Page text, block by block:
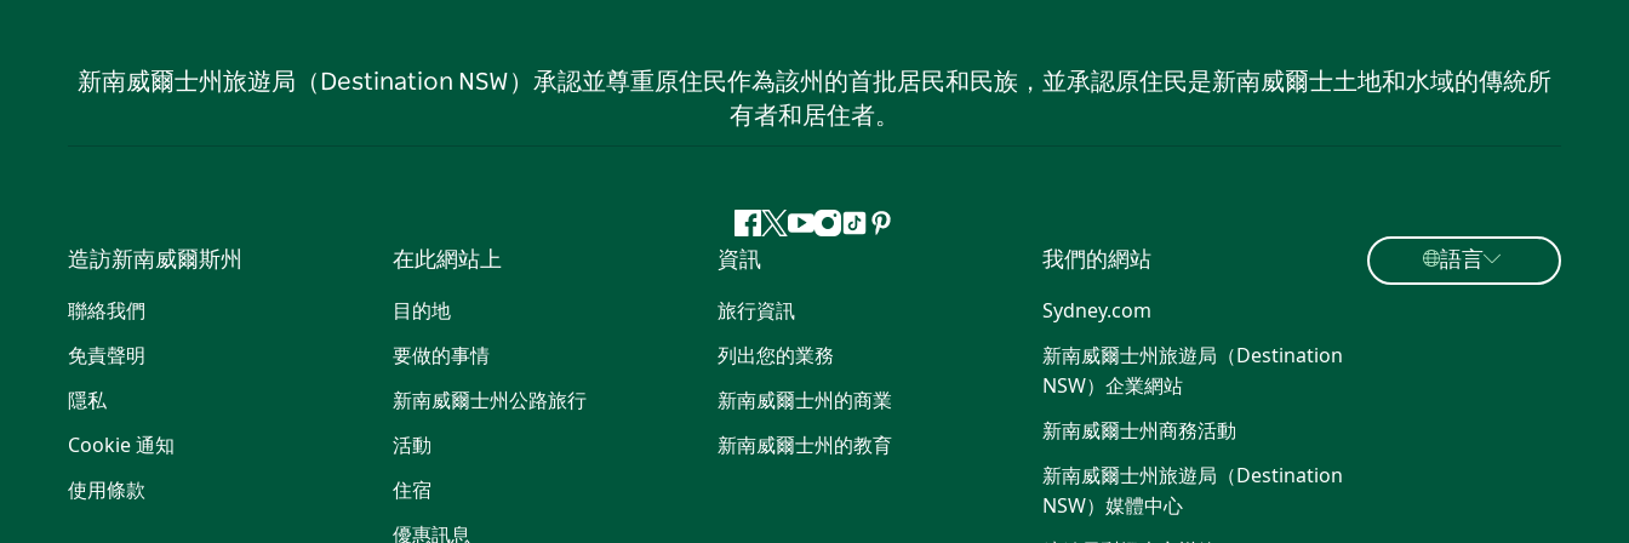
新南威爾士州旅遊局（Destination NSW）承認並尊重原住民作為該州的首批居民和民族，並承認原住民是新南威爾士土地和水域的傳統所
有者和居住者。
Facebook
嘰
喳
喳
Youtube
Instagram
抖 Pinterest
造訪新南威爾斯州
聯絡我們
免責聲明
隱私
Cookie 通知
使用條款
在此網站上
目的地
要做的事情
新南威爾士州公路旅行
活動
住宿
優惠訊息
資訊
旅行資訊
列出您的業務
新南威爾士州的商業
新南威爾士州的教育
我們的網站
Sydney.com
新南威爾士州旅遊局（Destination
NSW）企業網站
新南威爾士州商務活動
新南威爾士州旅遊局（Destination
NSW）媒體中心
語言